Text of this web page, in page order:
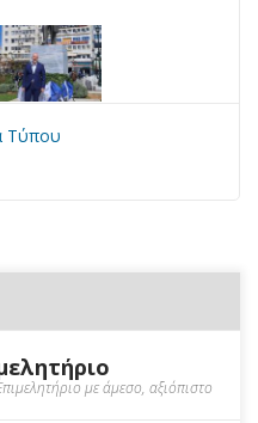
Τύπου
με άμεσο, αξιόπιστο